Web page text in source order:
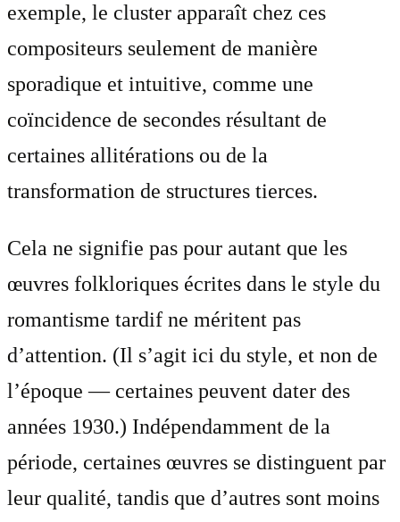
exemple, le cluster apparaît chez ces
compositeurs seulement de manière
sporadique et intuitive, comme une
coïncidence de secondes résultant de
certaines allitérations ou de la
transformation de structures tierces.
Cela ne signifie pas pour autant que les
œuvres folkloriques écrites dans le style du
romantisme tardif ne méritent pas
d’attention. (Il s’agit ici du style, et non de
l’époque — certaines peuvent dater des
années 1930.) Indépendamment de la
période, certaines œuvres se distinguent par
leur qualité, tandis que d’autres sont moins